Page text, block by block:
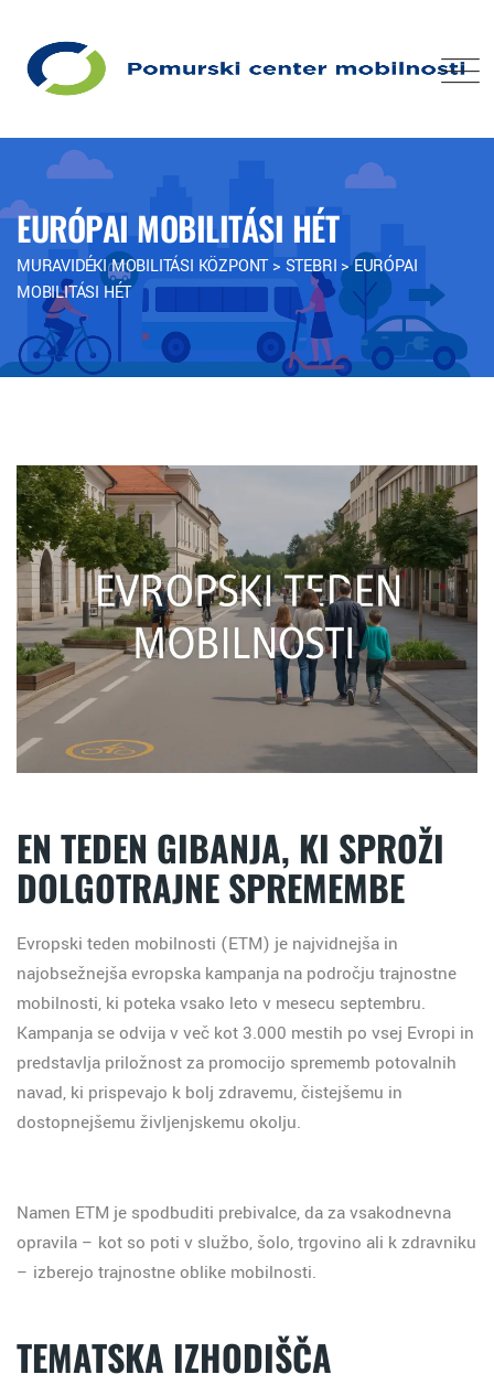
EURÓPAI MOBILITÁSI HÉT
MURAVIDÉKI MOBILITÁSI KÖZPONT> STEBRI >EURÓPAI
MOBILITÁSI HÉT
EN TEDEN GIBANJA, KI SPROŽI
DOLGOTRAJNE SPREMEMBE
Evropski teden mobilnosti (ETM) je najvidnejša in
najobsežnejša evropska kampanja na področju trajnostne
mobilnosti, ki poteka vsako leto v mesecu septembru.
Kampanja se odvija v več kot 3.000 mestih po vsej Evropi in
predstavlja priložnost za promocijo sprememb potovalnih
navad, ki prispevajo k bolj zdravemu, čistejšemu in
dostopnejšemu življenjskemu okolju.
Namen ETM je spodbuditi prebivalce, da za vsakodnevna
opravila – kot so poti v službo, šolo, trgovino ali k zdravniku
– izberejo trajnostne oblike mobilnosti.
TEMATSKA IZHODIŠČA